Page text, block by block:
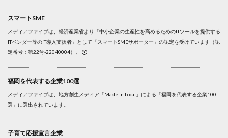
スマートSME
メディアファイブは、経済産業省より「中小企業の生産性を高めるためのITツールを提供する
ITベンダー等のIT導入支援者」として「スマートSMEサポーター」の認定を受けています（認
定番号：第22号-22040004）。
福岡を代表する企業100選
メディアファイブは、地方創生メディア「Made In Local」による「福岡を代表する企業100
選」に選出されています。
子育て応援宣言企業